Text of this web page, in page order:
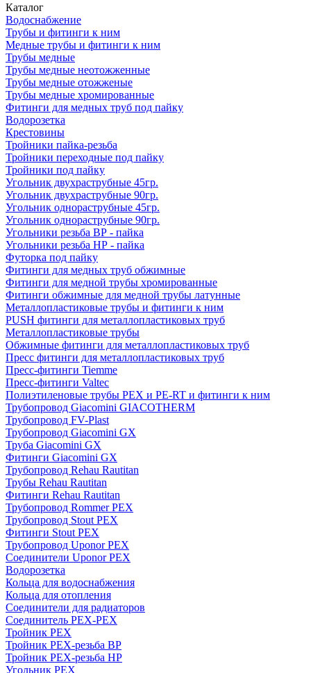
Каталог
Водоснабжение
Трубы и фитинги к ним
Медные трубы и фитинги к ним
Трубы медные
Трубы медные неотожженные
Трубы медные отожженые
Трубы медные хромированные
Фитинги для медных труб под пайку
Водорозетка
Крестовины
Тройники пайка-резьба
Тройники переходные под пайку
Тройники под пайку
Угольник двухраструбные 45гр.
Угольник двухраструбные 90гр.
Угольник однораструбные 45гр.
Угольник однораструбные 90гр.
Угольники резьба ВР - пайка
Угольники резьба НР - пайка
Футорка под пайку
Фитинги для медных труб обжимные
Фитинги для медной трубы хромированные
Фитинги обжимные для медной трубы латунные
Металлопластиковые трубы и фитинги к ним
PUSH фитинги для металлопластиковых труб
Металлопластиковые трубы
Обжимные фитинги для металлопластиковых труб
Пресс фитинги для металлопластиковых труб
Пресс-фитинги Tiemme
Пресс-фитинги Valtec
Полиэтиленовые трубы PEX и PE-RT и фитинги к ним
Трубопровод Giacomini GIACOTHERM
Трубопровод FV-Plast
Трубопровод Giacomini GX
Труба Giacomini GX
Фитинги Giacomini GX
Трубопровод Rehau Rautitan
Трубы Rehau Rautitan
Фитинги Rehau Rautitan
Трубопровод Rommer PEX
Трубопровод Stout PEX
Фитинги Stout PEX
Трубопровод Uponor PEX
Соединители Uponor PEX
Водорозетка
Кольца для водоснабжения
Кольца для отопления
Соединители для радиаторов
Соединитель PEX-PEX
Тройник PEX
Тройник PEX-резьба ВР
Тройник PEX-резьба НР
Угольник PEX